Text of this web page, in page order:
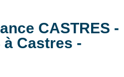
CASTRES -
à Castres -